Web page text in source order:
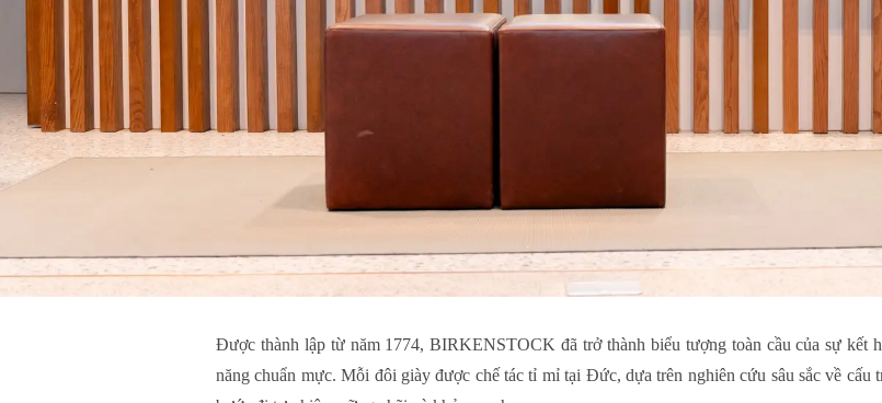
Được thành lập từ năm 1774, BIRKENSTOCK đã trở thành biểu tượng toàn cầu của sự kết
năng chuẩn mực. Mỗi đôi giày được chế tác tỉ mỉ tại Đức, dựa trên nghiên cứu sâu sắc về cấu